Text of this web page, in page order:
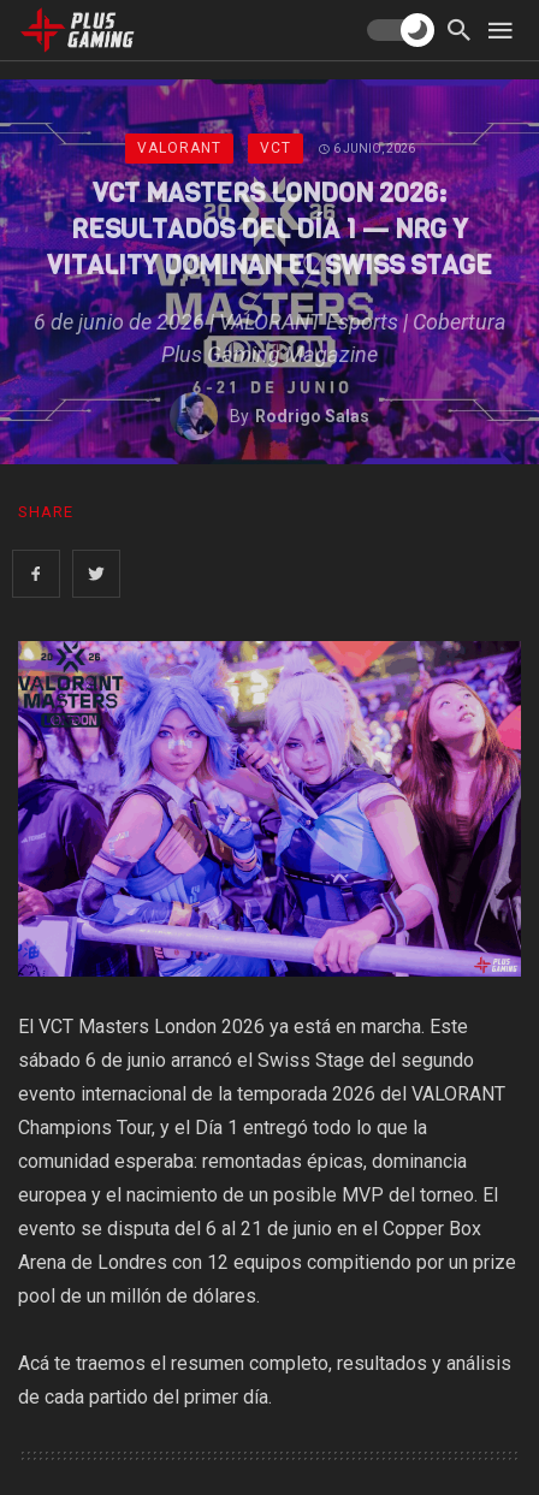
VALORANT VCT 6 JUNIO, 2026
VCT MASTERS LONDON 2026:
RESULTADOS DEL DÍA 1 — NRG Y
VITALITY DOMINAN EL SWISS STAGE
6 de junio de 2026 | VALORANT Esports | Cobertura
Plus Gaming Magazine
By Rodrigo Salas
SHARE
El VCT Masters London 2026 ya está en marcha. Este
sábado 6 de junio arrancó el Swiss Stage del segundo
evento internacional de la temporada 2026 del VALORANT
Champions Tour, y el Día 1 entregó todo lo que la
comunidad esperaba: remontadas épicas, dominancia
europea y el nacimiento de un posible MVP del torneo. El
evento se disputa del 6 al 21 de junio en el Copper Box
Arena de Londres con 12 equipos compitiendo por un prize
pool de un millón de dólares.
Acá te traemos el resumen completo, resultados y análisis
de cada partido del primer día.